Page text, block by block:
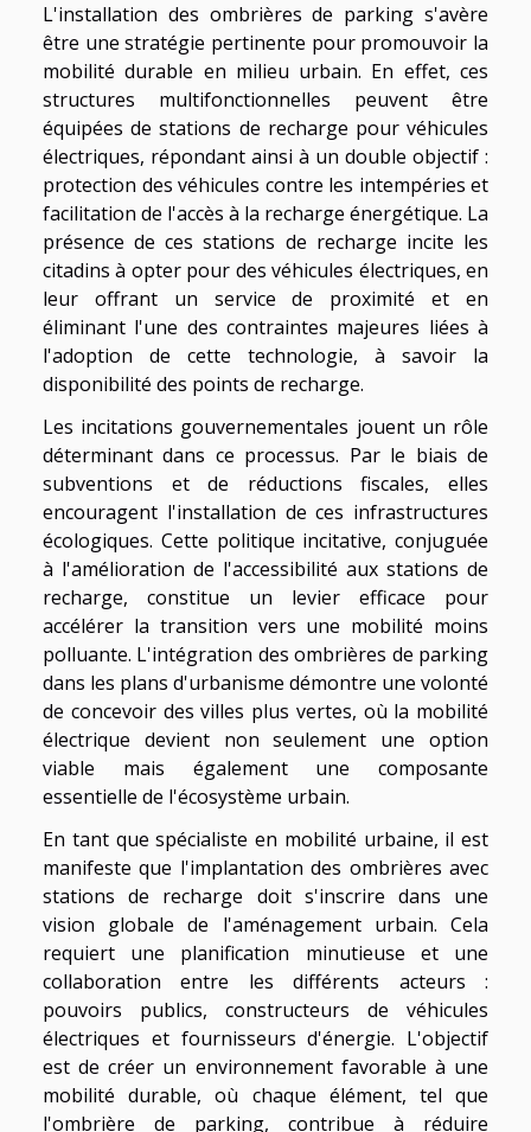
L'installation des ombrières de parking s'avère
être une stratégie pertinente pour promouvoir la
mobilité durable en milieu urbain. En effet, ces
structures multifonctionnelles peuvent être
équipées de stations de recharge pour véhicules
électriques, répondant ainsi à un double objectif :
protection des véhicules contre les intempéries et
facilitation de l'accès à la recharge énergétique. La
présence de ces stations de recharge incite les
citadins à opter pour des véhicules électriques, en
leur offrant un service de proximité et en
éliminant l'une des contraintes majeures liées à
l'adoption de cette technologie, à savoir la
disponibilité des points de recharge.
Les incitations gouvernementales jouent un rôle
déterminant dans ce processus. Par le biais de
subventions et de réductions fiscales, elles
encouragent l'installation de ces infrastructures
écologiques. Cette politique incitative, conjuguée
à l'amélioration de l'accessibilité aux stations de
recharge, constitue un levier efficace pour
accélérer la transition vers une mobilité moins
polluante. L'intégration des ombrières de parking
dans les plans d'urbanisme démontre une volonté
de concevoir des villes plus vertes, où la mobilité
électrique devient non seulement une option
viable mais également une composante
essentielle de l'écosystème urbain.
En tant que spécialiste en mobilité urbaine, il est
manifeste que l'implantation des ombrières avec
stations de recharge doit s'inscrire dans une
vision globale de l'aménagement urbain. Cela
requiert une planification minutieuse et une
collaboration entre les différents acteurs :
pouvoirs publics, constructeurs de véhicules
électriques et fournisseurs d'énergie. L'objectif
est de créer un environnement favorable à une
mobilité durable, où chaque élément, tel que
l'ombrière de parking, contribue à réduire